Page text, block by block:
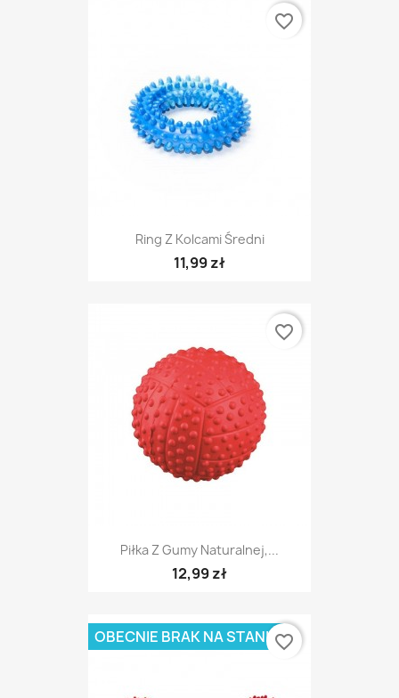
Ring Z Kolcami Średni
11,99 zł
favorite_border
Piłka Z Gumy Naturalnej,...
12,99 zł
favorite_border
OBECNIE BRAK NA STANIEfavorite_border